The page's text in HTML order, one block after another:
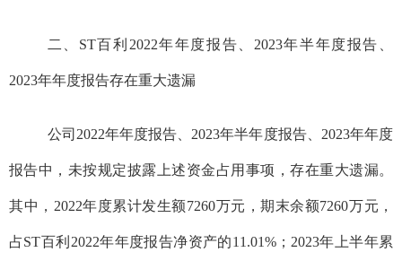
二、ST百利2022年年度报告、2023年半年度报告、
2023年年度报告存在重大遗漏
公司2022年年度报告、2023年半年度报告、2023年年度
报告中，未按规定披露上述资金占用事项，存在重大遗漏。
其中， 2022年度累计发生额7260万元，期末余额7260万元，
占ST百利2022年年度报告净资产的11.01%； 2023年上半年累